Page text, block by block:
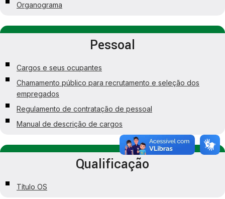
Organograma
Pessoal
Cargos e seus ocupantes
Chamamento público para recrutamento e seleção dos
empregados
Regulamento de contratação de pessoal
Manual de descrição de cargos
Qualificação
Título OS